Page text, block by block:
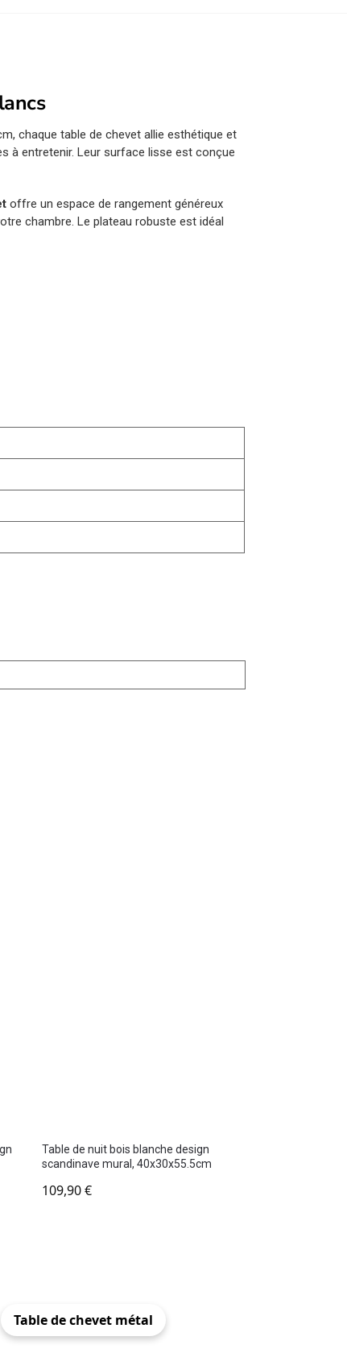
chaque table de chevet allie esthétique et
à entretenir. Leur surface lisse est conçue
offre un espace de rangement généreux
chambre. Le plateau robuste est idéal
Table de nuit bois blanche design
scandinave mural, 40x30x55.5cm
109,90€
Table de chevet métal